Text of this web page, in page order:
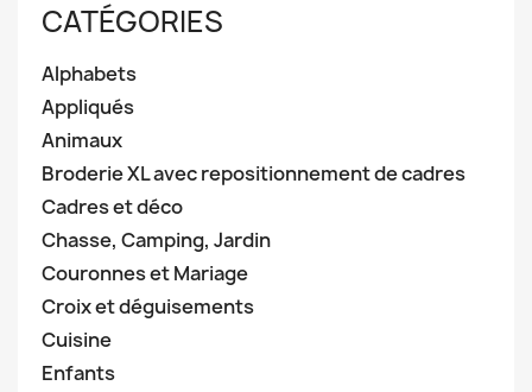
CATÉGORIES
Alphabets
Appliqués
Animaux
Broderie XL avec repositionnement de cadres
Cadres et déco
Chasse, Camping, Jardin
Couronnes et Mariage
Croix et déguisements
Cuisine
Enfants